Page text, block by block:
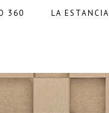
360 LA ESTANCIA